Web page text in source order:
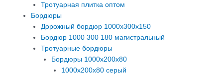
Тротуарная плитка оптом
Бордюры
Дорожный бордюр 1000х300х150
Бордюр 1000 300 180 магистральный
Тротуарные бордюры
Бордюры 1000х200х80
1000х200х80 серый